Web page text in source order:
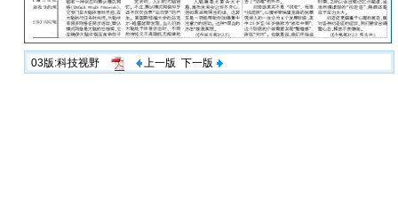
03版:科技视野 上一版 下一版